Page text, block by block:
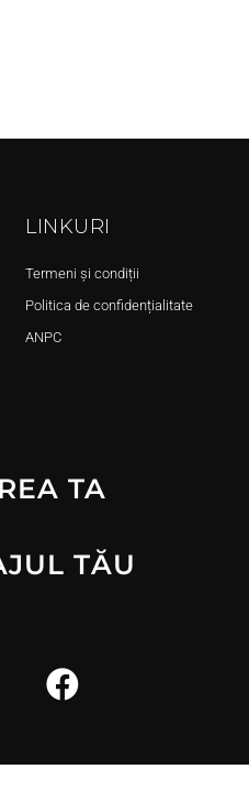
LINKURI
Termeni și condiții
Politica de confidențialitate
ANPC
TA
TĂU